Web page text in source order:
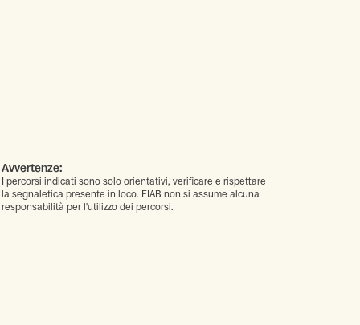
Avvertenze:
I percorsi indicati sono solo orientativi, verificare e rispettare
la segnaletica presente in loco. FIAB non si assume alcuna
responsabilità per l'utilizzo dei percorsi.